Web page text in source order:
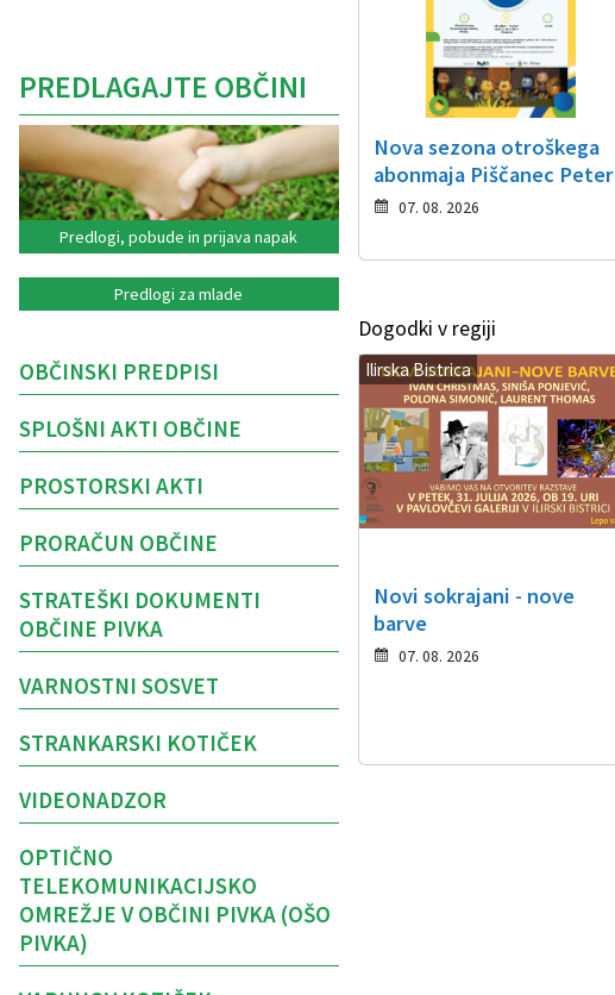
Nova sezona otroškega
abonmaja Piščanec Peter
07. 08. 2026
Dogodki v regiji
Ilirska Bistrica
Novi sokrajani - nove
barve
07. 08. 2026
PREDLAGAJTE OBČINI
Predlogi, pobude in prijava napak
Predlogi za mlade
OBČINSKI PREDPISI
SPLOŠNI AKTI OBČINE
PROSTORSKI AKTI
PRORAČUN OBČINE
STRATEŠKI DOKUMENTI
OBČINE PIVKA
VARNOSTNI SOSVET
STRANKARSKI KOTIČEK
VIDEONADZOR
OPTIČNO
TELEKOMUNIKACIJSKO
OMREŽJE V OBČINI PIVKA (OŠO
PIVKA)